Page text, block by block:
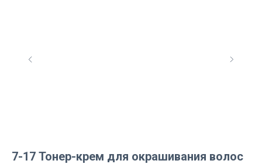
7-17 Тонер-крем для окрашивания волос